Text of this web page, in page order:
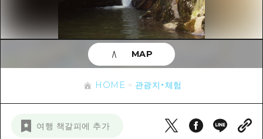
쇼핑
스포츠
나이트 라이프
히로시마시 주변
아키(安芸)
빈고(備後)
미야지마(宮島) 주변
아키(安芸)
빈고(備後)
비북(備北)
게이호쿠(芸北)
야마구치(山口)현 동부
이벤트
유용한 정보
목록
접근
뉴스
HOME 관광지・체험
여행 책갈피에 추가
MAP